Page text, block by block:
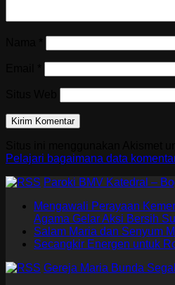
Pelajari bagaimana data
Paroki BMV Katedral –
Mengawali Perayaan
Agama Gelar Aksi Bersih
Salam Maria dan Senyum
Secangkir Energen untuk
Gereja Maria Bunda